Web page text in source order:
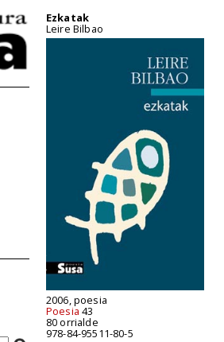
Ezkatak
Leire Bilbao
2006, poesia
Poesia 43
80 orrialde
978-84-95511-80-5